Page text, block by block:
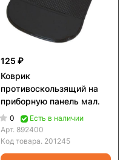
125 ₽
Коврик
противоскользящий на
приборную панель мал.
0
Есть в наличии
Арт. 892400
Код товара. 201245